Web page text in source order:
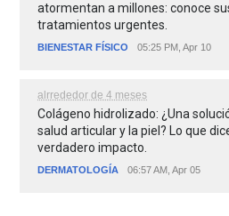
atormentan a millones: conoce
tratamientos urgentes.
BIENESTAR FÍSICO 05:25 PM, Apr 10
alrrededor de 4 meses
Colágeno hidrolizado: ¿Una
salud articular y la piel? Lo que
verdadero impacto.
DERMATOLOGÍA 06:57 AM, Apr 05